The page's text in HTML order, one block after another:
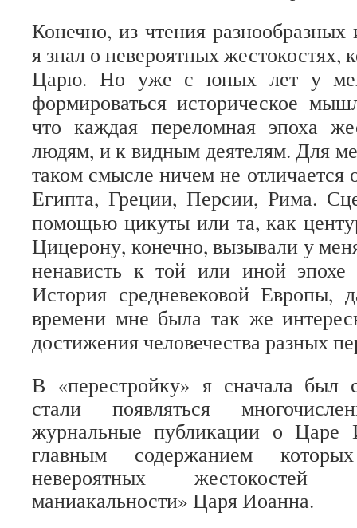
Конечно, из чтения разнообразных
я знал о невероятных жестокостях,
Царю. Но уже с юных лет у
формироваться историческое
что каждая переломная эпоха
людям, и к видным деятелям. Для
таком смысле ничем не отличается
Египта, Греции, Персии, Рима.
помощью цикуты или та, как
Цицерону, конечно, вызывали у
ненависть к той или иной эпохе
История средневековой Европы,
времени мне была так же
достижения человечества разных
В «перестройку» я сначала был
стали появляться
журнальные публикации о Царе
главным содержанием
невероятных жестокостей
маниакальности» Царя Иоанна.